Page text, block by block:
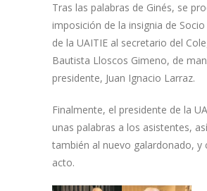
Tras las palabras de Ginés, se
imposición de la insignia de
de la UAITIE al secretario del
Bautista Lloscos Gimeno, de
presidente, Juan Ignacio Larraz.
Finalmente, el presidente de la
unas palabras a los asistentes,
también al nuevo galardonado, y
acto.